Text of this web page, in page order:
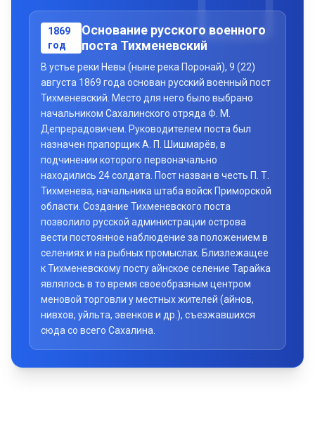
1869
год
Основание русского военного
поста Тихменевский
В устье реки Невы (ныне река Поронай), 9 (22)
августа 1869 года основан русский военный пост
Тихменевский. Место для него было выбрано
начальником Сахалинского отряда Ф. М.
Депрерадовичем. Руководителем поста был
назначен прапорщик А. П. Шишмарёв, в
подчинении которого первоначально
находились 24 солдата. Пост назван в честь П. Т.
Тихменева, начальника штаба войск Приморской
области. Создание Тихменевского поста
позволило русской администрации острова
вести постоянное наблюдение за положением в
селениях и на рыбных промыслах. Близлежащее
к Тихменевскому посту айнское селение Тарайка
являлось в то время своеобразным центром
меновой торговли у местных жителей (айнов,
нивхов, уйльта, эвенков и др.), съезжавшихся
сюда со всего Сахалина.